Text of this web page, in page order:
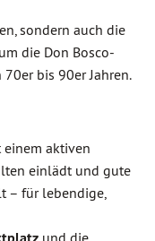
sondern auch die
die Don Bosco-
bis 90er Jahren.
einem aktiven
einlädt und gute
– für lebendige,
und die